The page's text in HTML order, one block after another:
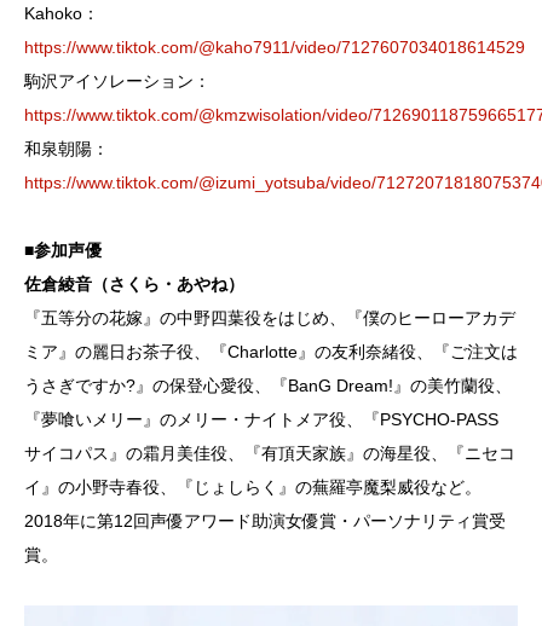
Kahoko：
https://www.tiktok.com/@kaho7911/video/7127607034018614529
駒沢アイソレーション：
https://www.tiktok.com/@kmzwisolation/video/
和泉朝陽：
https://www.tiktok.com/@izumi_yotsuba/video/
■参加声優
佐倉綾音（さくら・あやね）
『五等分の花嫁』の中野四葉役をはじめ、『僕のヒーローアカデ
ミア』の麗日お茶子役、『Charlotte』の友利奈緒役、『ご注文は
うさぎですか?』の保登心愛役、『BanG Dream!』の美竹蘭役、
『夢喰いメリー』のメリー・ナイトメア役、『PSYCHO-PASS
サイコパス』の霜月美佳役、『有頂天家族』の海星役、『ニセコ
イ』の小野寺春役、『じょしらく』の蕪羅亭魔梨威役など。
2018年に第12回声優アワード助演女優賞・パーソナリティ賞受
賞。